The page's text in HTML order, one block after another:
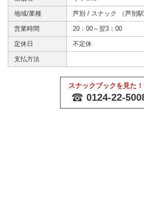
地域/業種 芦別 / スナック （芦別駅
営業時間 20：00～翌3：00
定休日 不定休
支払方法
スナックブックを見た
0124-22-